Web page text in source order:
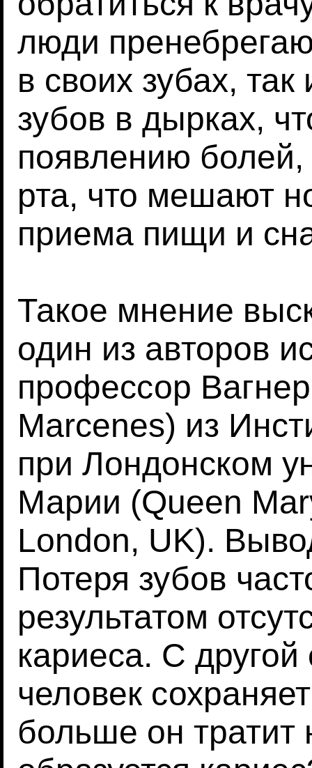
люди
в своих зубах,
зубов в дырках,
появлению
рта, что мешают
приема пищи и
Такое мнение
один из авторов
профессор
Marcenes) из
при Лондонском
Марии (Queen
London, UK).
Потеря зубов
результатом
кариеса. С
человек
больше он тратит